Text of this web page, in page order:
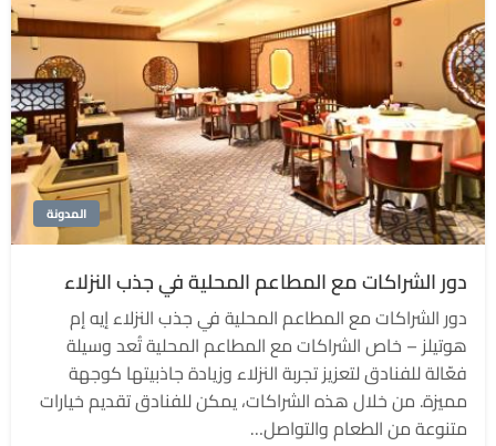
المدونة
دور الشراكات مع المطاعم المحلية في جذب النزلاء
دور الشراكات مع المطاعم المحلية في جذب النزلاء إيه إم
هوتيلز – خاص الشراكات مع المطاعم المحلية تُعد وسيلة
فعّالة للفنادق لتعزيز تجربة النزلاء وزيادة جاذبيتها كوجهة
مميزة. من خلال هذه الشراكات، يمكن للفنادق تقديم خيارات
متنوعة من الطعام والتواصل…